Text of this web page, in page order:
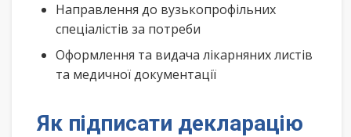
Направлення до вузькопрофільних
спеціалістів за потреби
Оформлення та видача лікарняних листів
та медичної документації
Як підписати декларацію